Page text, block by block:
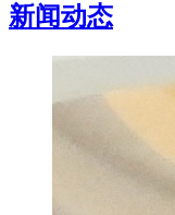
新闻动态